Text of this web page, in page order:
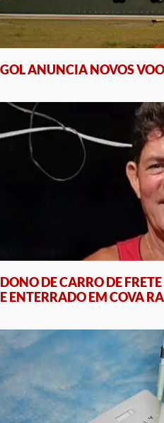
GOL ANUNCIA NOVOS
DONO DE CARRO DE
E ENTERRADO EM COVA